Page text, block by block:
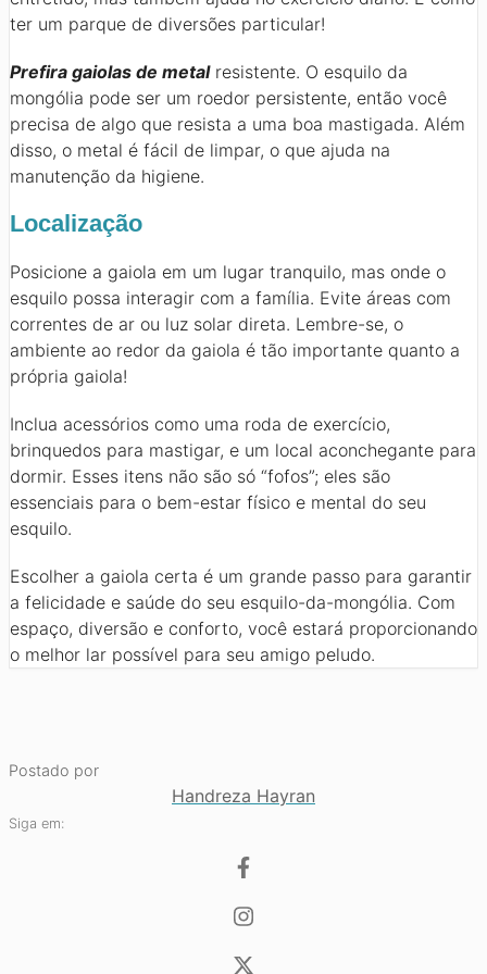
ter um parque de diversões particular!
Prefira gaiolas de metalresistente. O esquilo da
mongólia pode ser um roedor persistente, então você
precisa de algo que resista a uma boa mastigada. Além
disso, o metal é fácil de limpar, o que ajuda na
manutenção da higiene.
Localização
Posicione a gaiola em um lugar tranquilo, mas onde o
esquilo possa interagir com a família. Evite áreas com
correntes de ar ou luz solar direta. Lembre-se, o
ambiente ao redor da gaiola é tão importante quanto a
própria gaiola!
Inclua acessórios como uma roda de exercício,
brinquedos para mastigar, e um local aconchegante para
dormir. Esses itens não são só “fofos”; eles são
essenciais para o bem-estar físico e mental do seu
esquilo.
Escolher a gaiola certa é um grande passo para garantir
a felicidade e saúde do seu esquilo-da-mongólia. Com
espaço, diversão e conforto, você estará proporcionando
o melhor lar possível para seu amigo peludo.
Postado por
Handreza Hayran
Siga em: